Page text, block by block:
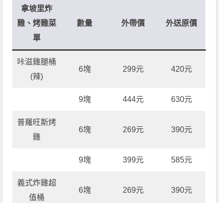
拿坡里炸
雞、烤雞菜
單
數量 外帶價 外送原價
咔滋雞腿桶
(辣)
6塊 299元 420元
9塊 444元 630元
普羅旺斯烤
雞
6塊 269元 390元
9塊 399元 585元
義式炸雞超
值桶
6塊 269元 390元